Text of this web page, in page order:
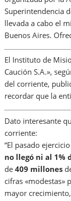
Superintendencia
llevada a cabo el
Buenos Aires.
El Instituto de
Caución S.A.»,
del corriente,
recordar que la
Dato interesante
corriente:
“El pasado
no llegó ni al 1%
de409 millones
cifras «modestas»
mayor